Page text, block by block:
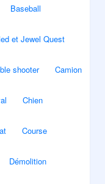
Baseball
et Jewel Quest
shooter Camion
Chien
Course
Démolition